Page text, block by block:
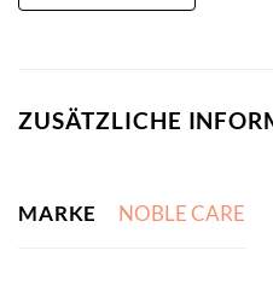
ZUSÄTZLICHE
MARKE NOBLE CARE